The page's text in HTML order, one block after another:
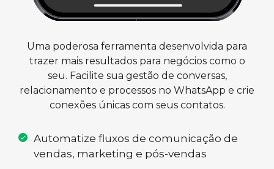
Uma poderosa ferramenta desenvolvida para
trazer mais resultados para negócios como o
seu. Facilite sua gestão de conversas,
relacionamento e processos no WhatsApp e crie
conexões únicas com seus contatos.
Automatize fluxos de comunicação de
vendas, marketing e pós-vendas